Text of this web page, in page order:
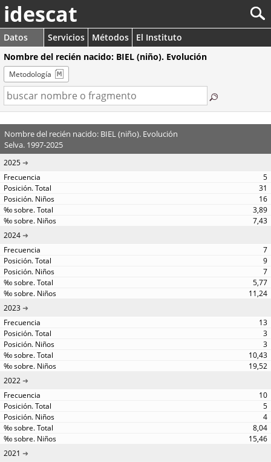
idescat
Datos Servicios Métodos
El Instituto
Nombre del recién nacido: BIEL (niño). Evolución
Metodología
Nombre del recién nacido: BIEL (niño). Evolución
Selva. 1997-2025
2025
5
31
16
3,89
7,43
2024
7
9
7
5,77
11,24
2023
13
3
3
10,43
19,52
2022
10
5
4
8,04
15,46
2021